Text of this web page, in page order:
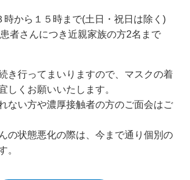
時から１５時まで(土日・祝日は除く)
者さんにつき近親家族の方2名まで
き行ってまいりますので、マスクの着
しくお願いいたします。
ない方や濃厚接触者の方のご面会はご
の状態悪化の際は、今まで通り個別の
。